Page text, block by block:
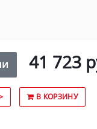
41 723
В КОРЗИНУ